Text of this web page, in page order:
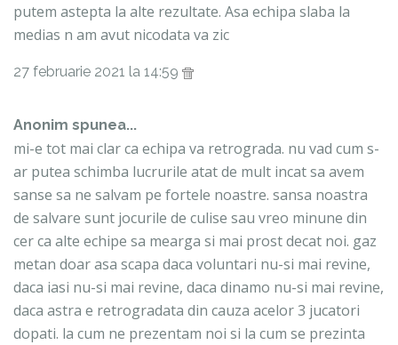
putem astepta la alte rezultate. Asa echipa slaba la
medias n am avut nicodata va zic
27 februarie 2021 la 14:59
Anonim spunea...
mi-e tot mai clar ca echipa va retrograda. nu vad cum s-
ar putea schimba lucrurile atat de mult incat sa avem
sanse sa ne salvam pe fortele noastre. sansa noastra
de salvare sunt jocurile de culise sau vreo minune din
cer ca alte echipe sa mearga si mai prost decat noi. gaz
metan doar asa scapa daca voluntari nu-si mai revine,
daca iasi nu-si mai revine, daca dinamo nu-si mai revine,
daca astra e retrogradata din cauza acelor 3 jucatori
dopati. la cum ne prezentam noi si la cum se prezinta